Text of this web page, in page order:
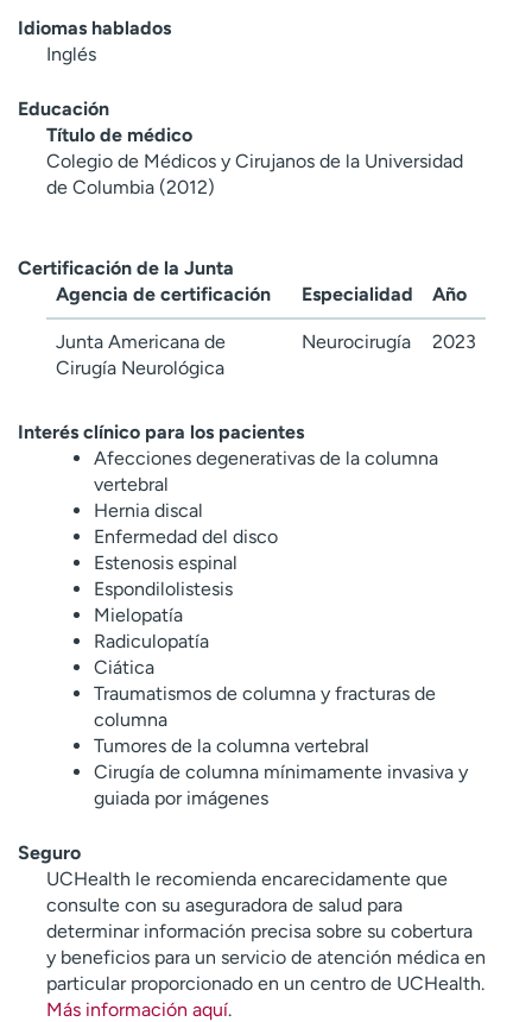
Idiomas hablados
Inglés
Educación
Título de médico
Colegio de Médicos y Cirujanos de la Universidad
de Columbia (2012)
Certificación de la Junta
Agencia de certificación
Especialidad Año
Junta Americana de
Cirugía Neurológica
Neurocirugía 2023
Interés clínico para los pacientes
Afecciones degenerativas de la columna
vertebral
Hernia discal
Enfermedad del disco
Estenosis espinal
Espondilolistesis
Mielopatía
Radiculopatía
Ciática
Traumatismos de columna y fracturas de
columna
Tumores de la columna vertebral
Cirugía de columna mínimamente invasiva y
guiada por imágenes
Seguro
UCHealth le recomienda encarecidamente que
consulte con su aseguradora de salud para
determinar información precisa sobre su cobertura
y beneficios para un servicio de atención médica en
particular proporcionado en un centro de UCHealth.
Más información aquí.